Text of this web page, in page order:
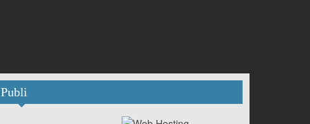
Publi